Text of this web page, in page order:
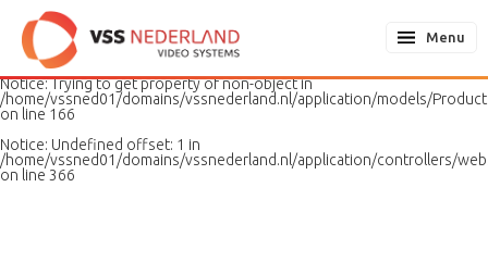
Notice: Undefined variable: page in
/home/vssned01/domains/vssnederland.nl/application/models/
on line
187
Notice: Trying to get property of non-object in
/home/vssned01/domains/vssnederland.nl/application/models/
on line 166
Notice: Undefined offset: 1 in
/home/vssned01/domains/vssnederland.nl/application/controllers/
on line 366
Menu